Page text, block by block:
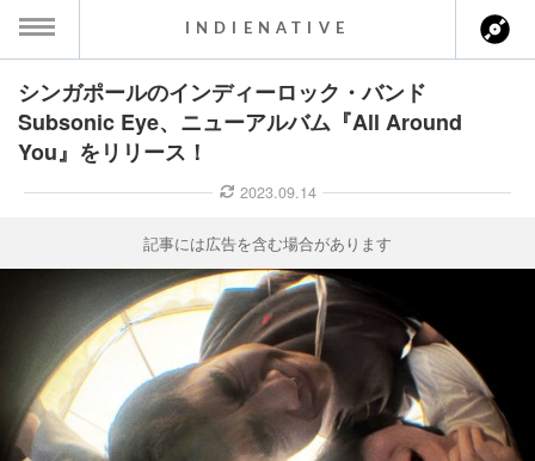
MENU
ス一覧
ト情報
アーティスト
カマー
ション
INDIENATIVE
シンガポールのインディーロック・バンド
Subsonic Eye、ニューアルバム『All Around
You』をリリース！
2023.09.14
記事には広告を含む場合があります